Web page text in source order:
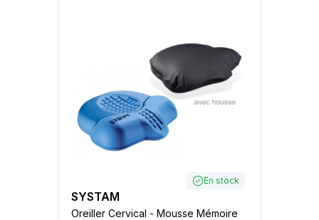
En stock
SYSTAM
Oreiller Cervical - Mousse Mémoire